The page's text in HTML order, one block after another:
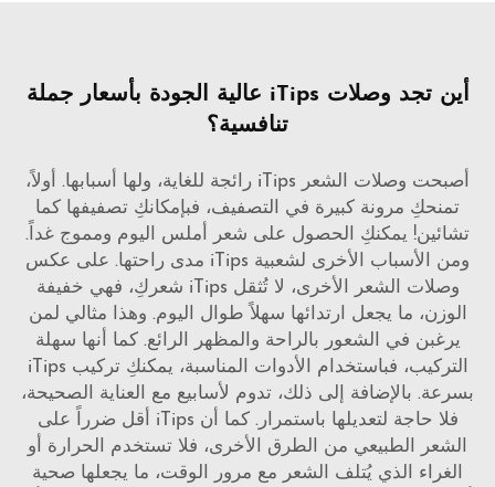
أين تجد وصلات iTips عالية الجودة بأسعار جملة
تنافسية؟
أصبحت وصلات الشعر iTips رائجة للغاية، ولها أسبابها. أولاً،
تمنحكِ مرونة كبيرة في التصفيف، فبإمكانكِ تصفيفها كما
تشائين! يمكنكِ الحصول على شعر أملس اليوم ومموج غداً.
ومن الأسباب الأخرى لشعبية iTips مدى راحتها. على عكس
وصلات الشعر الأخرى، لا تُثقل iTips شعركِ، فهي خفيفة
الوزن، ما يجعل ارتدائها سهلاً طوال اليوم. وهذا مثالي لمن
يرغبن في الشعور بالراحة والمظهر الرائع. كما أنها سهلة
التركيب، فباستخدام الأدوات المناسبة، يمكنكِ تركيب iTips
بسرعة. بالإضافة إلى ذلك، تدوم لأسابيع مع العناية الصحيحة،
فلا حاجة لتعديلها باستمرار. كما أن iTips أقل ضرراً على
الشعر الطبيعي من الطرق الأخرى، فلا تستخدم الحرارة أو
الغراء الذي يُتلف الشعر مع مرور الوقت، ما يجعلها صحية